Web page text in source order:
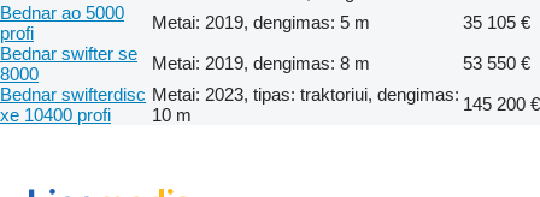
Bednar ao 5000
profi
Metai: 2019, dengimas: 5 m
35 105 €
Bednar swifter se
8000
Metai: 2019, dengimas: 8 m
53 550 €
Bednar swifterdisc
xe 10400 profi
Metai: 2023, tipas: traktoriui, dengimas:
10 m
145 200 €